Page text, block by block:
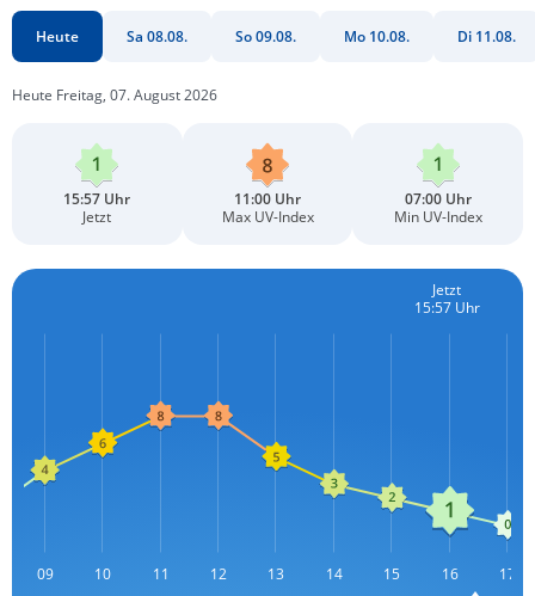
Heute Sa 08.08. So 09.08. Mo 10.08. Di 11.08.
Heute Freitag, 07. August 2026
15:57 Uhr
Jetzt
11:00 Uhr
Max UV-Index
07:00 Uhr
Min UV-Index
Jetzt
15:57 Uhr
L
09 10 11 12 13 14 15 16 17